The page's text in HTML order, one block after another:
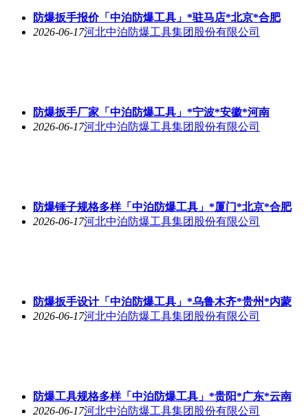
防爆扳手报价「中泊防爆工具」*驻马店*北京*合肥
2026-06-17河北中泊防爆工具集团股份有限公司
防爆扳手厂家「中泊防爆工具」*宁波*安徽*河南
2026-06-17河北中泊防爆工具集团股份有限公司
防爆锤子规格多样「中泊防爆工具」*厦门*北京*合肥
2026-06-17河北中泊防爆工具集团股份有限公司
防爆扳手设计「中泊防爆工具」*乌鲁木齐*贵州*内蒙
2026-06-17河北中泊防爆工具集团股份有限公司
防爆工具规格多样「中泊防爆工具」*贵阳*广东*云南
2026-06-17河北中泊防爆工具集团股份有限公司